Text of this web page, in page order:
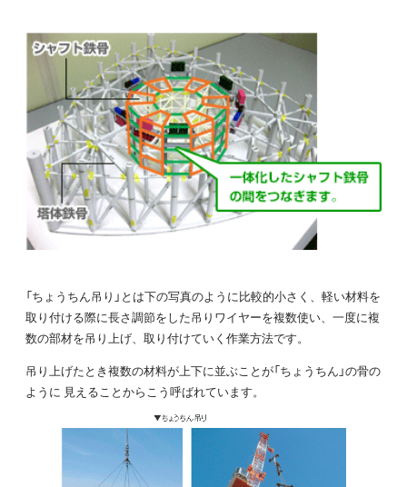
「ちょうちん吊り」とは下の写真のように比較的小さく、軽い材料を
取り付ける際に長さ調節をした吊りワイヤーを複数使い、一度に複
数の部材を吊り上げ、取り付けていく作業方法です。
吊り上げたとき複数の材料が上下に並ぶことが「ちょうちん」の骨の
ように 見えることからこう呼ばれています。